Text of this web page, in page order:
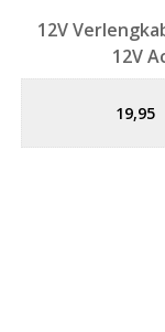
12V
12V
19,95